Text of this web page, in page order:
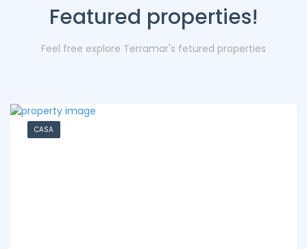
Featured properties!
Feel free explore Terramar's fetured properties
CASA